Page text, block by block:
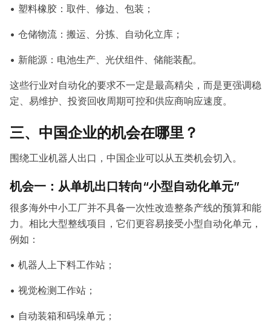
• 塑料橡胶：取件、修边、包装；
• 仓储物流：搬运、分拣、自动化立库；
• 新能源：电池生产、光伏组件、储能装配。
这些行业对自动化的要求不一定是最高精尖，而是更强调稳
定、易维护、投资回收周期可控和供应商响应速度。
三、中国企业的机会在哪里？
围绕工业机器人出口，中国企业可以从五类机会切入。
机会一：从单机出口转向“小型自动化单元”
很多海外中小工厂并不具备一次性改造整条产线的预算和能
力。相比大型整线项目，它们更容易接受小型自动化单元，
例如：
• 机器人上下料工作站；
• 视觉检测工作站；
• 自动装箱和码垛单元；